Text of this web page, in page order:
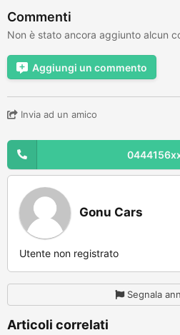
Commenti
Non è stato ancora aggiunto alcun
Aggiungi un commento
Invia ad un amico
Gonu Cars
Utente non registrato
Segnala
Articoli correlati